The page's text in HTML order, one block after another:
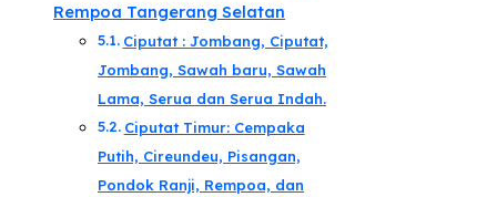
Rempoa Tangerang Selatan​
Ciputat : Jombang, Ciputat,
Jombang, Sawah baru, Sawah
Lama, Serua dan Serua Indah.
Ciputat Timur: Cempaka
Putih, Cireundeu, Pisangan,
Pondok Ranji, Rempoa, dan